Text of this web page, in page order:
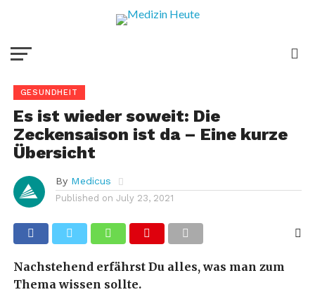
GESUNDHEIT
Es ist wieder soweit: Die
Zeckensaison ist da – Eine kurze
Übersicht
By Medicus
Published on July 23, 2021
Nachstehend erfährst Du alles, was man zum
Thema wissen sollte.